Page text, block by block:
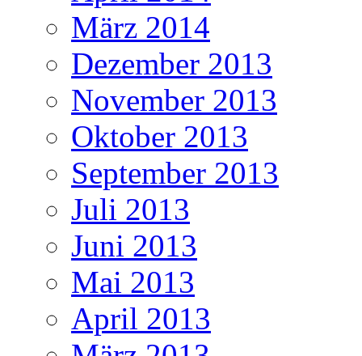
März 2014
Dezember 2013
November 2013
Oktober 2013
September 2013
Juli 2013
Juni 2013
Mai 2013
April 2013